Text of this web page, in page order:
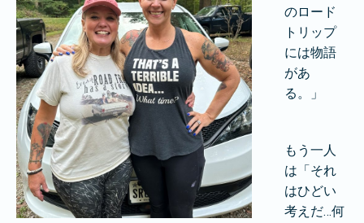
のロード
トリップ
には物語
があ
る。」
もう一人
は「それ
はひどい
考えだ…何